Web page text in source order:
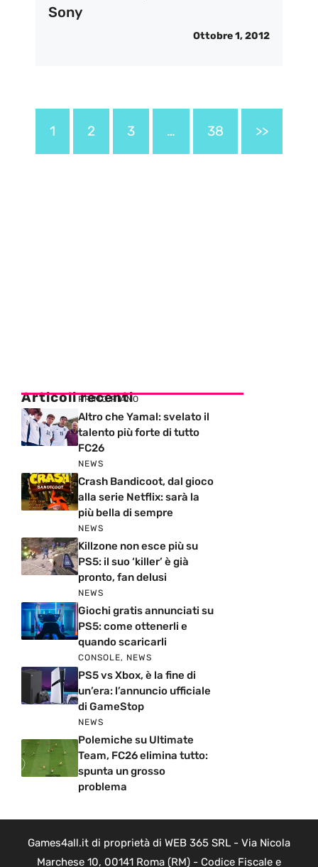
Sony
Ottobre 1, 2012
1 2 3 … 38 >>
Articoli recenti
PRIMO PIANO
Altro che Yamal: svelato il
talento più forte di tutto
FC26
NEWS
Crash Bandicoot, dal gioco
alla serie Netflix: sarà la
più bella di sempre
NEWS
Killzone non esce più su
PS5: il suo ‘killer’ è già
pronto, fan delusi
NEWS
Giochi gratis annunciati su
PS5: come ottenerli e
quando scaricarli
CONSOLE, NEWS
PS5 vs Xbox, è la fine di
un’era: l’annuncio ufficiale
di GameStop
NEWS
Polemiche su Ultimate
Team, FC26 elimina tutto:
spunta un grosso
problema
Games4all.it di proprietà di WEB 365 SRL - Via Nicola
Marchese 10, 00141 Roma (RM) - Codice Fiscale e